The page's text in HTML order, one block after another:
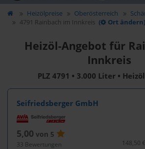
Heizölpreise Oberösterreich
4791 Rainbach im Innkreis ( Ort ändern)
Heizöl-Angebot für
Innkreis
PLZ 4791 • 3.000 Liter •
Seifriedsberger GmbH
5,00 von 5
33 Bewertungen 148,50